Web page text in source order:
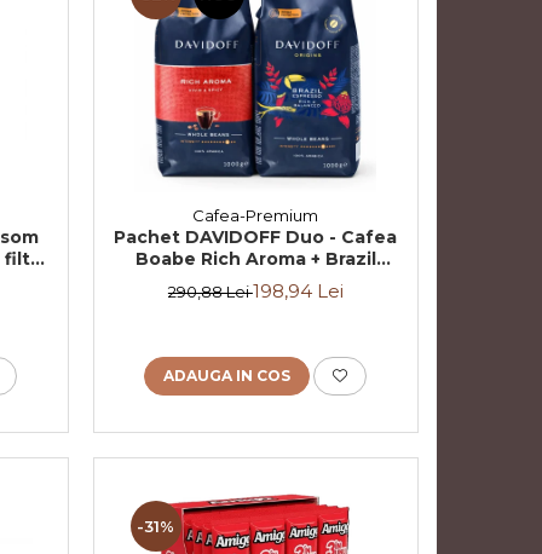
filtre
Cafea-Premium
Pachet DAVIDOFF Duo - Cafea
Boabe Rich Aroma + Brazil
2x1Kg
290,88 Lei198,94 Lei
ADAUGA IN COS
-31%